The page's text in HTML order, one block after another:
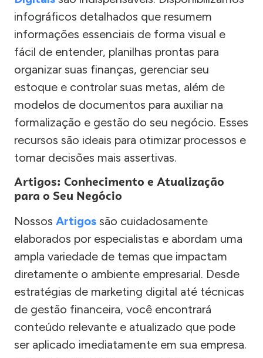
infográficos detalhados que resumem
informações essenciais de forma visual e
fácil de entender, planilhas prontas para
organizar suas finanças, gerenciar seu
estoque e controlar suas metas, além de
modelos de documentos para auxiliar na
formalização e gestão do seu negócio. Esses
recursos são ideais para otimizar processos e
tomar decisões mais assertivas.
Artigos: Conhecimento e Atualização
para o Seu Negócio
Nossos Artigos são cuidadosamente
elaborados por especialistas e abordam uma
ampla variedade de temas que impactam
diretamente o ambiente empresarial. Desde
estratégias de marketing digital até técnicas
de gestão financeira, você encontrará
conteúdo relevante e atualizado que pode
ser aplicado imediatamente em sua empresa.